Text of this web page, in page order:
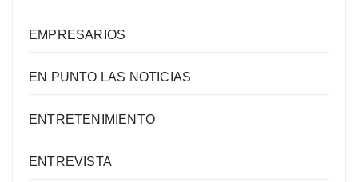
EMPRESARIOS
EN PUNTO LAS NOTICIAS
ENTRETENIMIENTO
ENTREVISTA